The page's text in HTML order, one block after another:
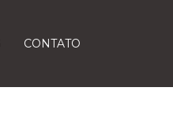
CONTATO